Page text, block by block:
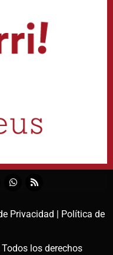
Privacidad | Política de
Todos los derechos